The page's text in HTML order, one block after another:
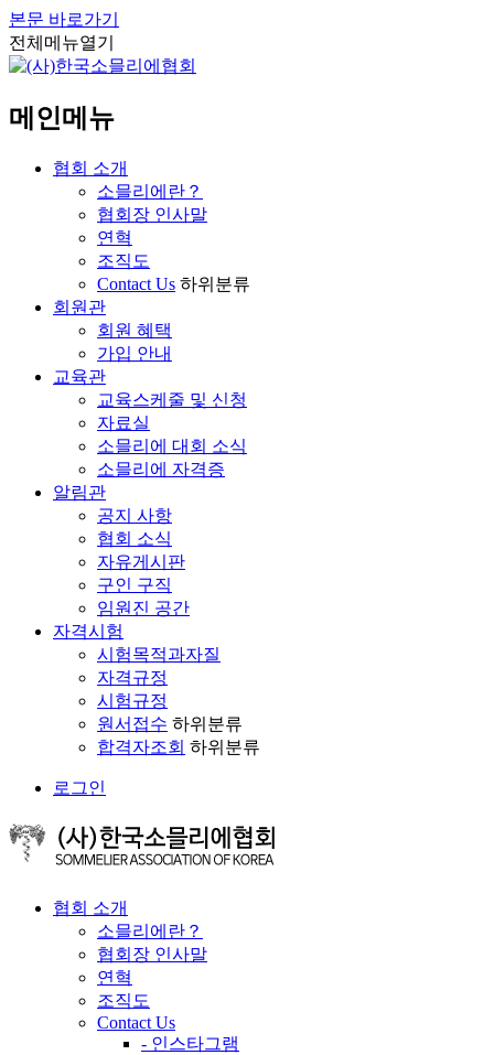
본문 바로가기
전체메뉴열기
메인메뉴
협회 소개
소믈리에란？
협회장 인사말
연혁
조직도
Contact Us 하위분류
회원관
회원 혜택
가입 안내
교육관
교육스케줄 및 신청
자료실
소믈리에 대회 소식
소믈리에 자격증
알림관
공지 사항
협회 소식
자유게시판
구인 구직
임원진 공간
자격시험
시험목적과자질
자격규정
시험규정
원서접수 하위분류
합격자조회 하위분류
로그인
협회 소개
소믈리에란？
협회장 인사말
연혁
조직도
Contact Us
- 인스타그램